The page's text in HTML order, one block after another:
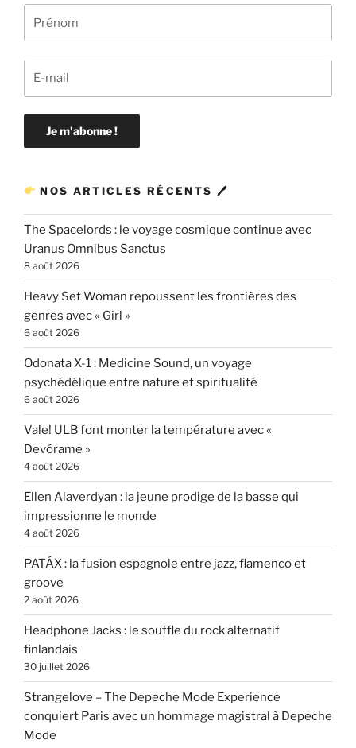
NOS ARTICLES RÉCENTS 🖊
The Spacelords : le voyage cosmique continue avec
Uranus Omnibus Sanctus
8 août 2026
Heavy Set Woman repoussent les frontières des
genres avec « Girl »
6 août 2026
Odonata X-1 : Medicine Sound, un voyage
psychédélique entre nature et spiritualité
6 août 2026
Vale! ULB font monter la température avec «
Devórame »
4 août 2026
Ellen Alaverdyan : la jeune prodige de la basse qui
impressionne le monde
4 août 2026
PATÁX : la fusion espagnole entre jazz, flamenco et
groove
2 août 2026
Headphone Jacks : le souffle du rock alternatif
finlandais
30 juillet 2026
Strangelove – The Depeche Mode Experience
conquiert Paris avec un hommage magistral à Depeche
Mode